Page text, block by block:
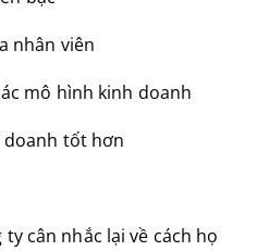
nhân viên
mô hình kinh doanh
tốt hơn
cân nhắc lại về cách họ